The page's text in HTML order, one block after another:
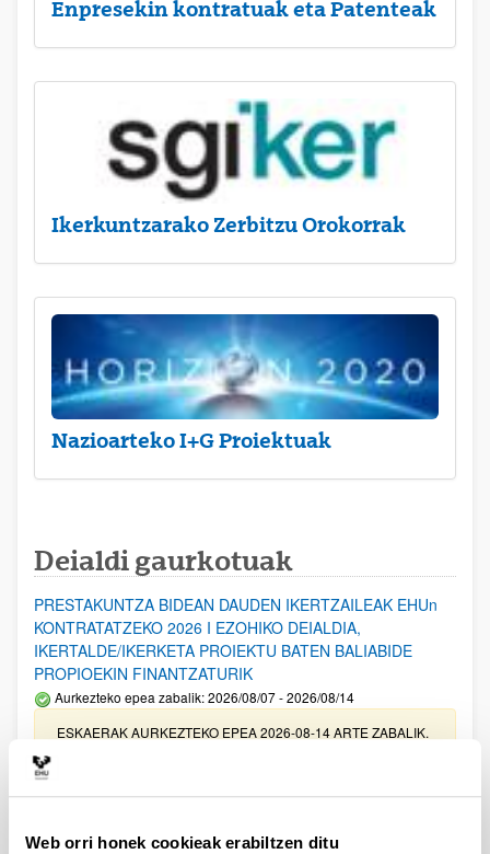
Web orri honek cookieak erabiltzen ditu
Enpresekin kontratuak eta Patenteak
Ikerkuntzarako Zerbitzu Orokorrak
Nazioarteko I+G Proiektuak
Deialdi gaurkotuak
PRESTAKUNTZA BIDEAN DAUDEN IKERTZAILEAK EHUn
KONTRATATZEKO 2026 I EZOHIKO DEIALDIA,
IKERTALDE/IKERKETA PROIEKTU BATEN BALIABIDE
PROPIOEKIN FINANTZATURIK
Aurkezteko epea zabalik: 2026/08/07 - 2026/08/14
ESKAERAK AURKEZTEKO EPEA 2026-08-14 ARTE ZABALIK.
UPV/EHUn Azpiegitura Zientifikoa eta Funts Bibliografikoak